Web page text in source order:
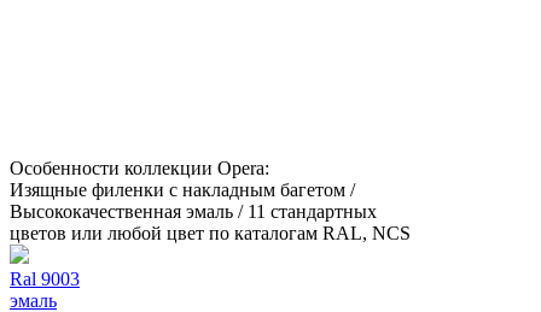
Особенности коллекции Opera:
Изящные филенки с накладным багетом /
Высококачественная эмаль / 11 стандартных
цветов или любой цвет по каталогам RAL, NCS
Ral 9003
эмаль